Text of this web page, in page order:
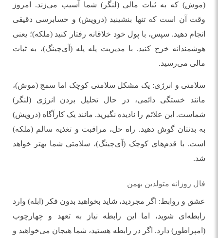
(موش) که به ثبات مالی (لنگر) شما آسیب می‌زند. امروز
وقت آن است که تنها بنشینید (درویش) و حسابرسی دقیقی
انجام دهید. سپس، با پول خود خلاقانه رفتار کنید (ملکه)؛ یعنی
هوشمندانه خرج کنید. با مدیریت پله پله (آی‌چینگ)، به ثبات
مالی می‌رسید.
سلامتی و انرژی: یک مشکل سلامتی کوچک اما سمج (موش)،
مانند خستگی دائمی، در حال تحلیل بردن انرژی (لنگر)
شماست. این علائم را نادیده نگیرید. مانند یک کارآگاه (درویش)
به بدنتان گوش دهید. راه حل، مراقبت و تغذیه سالم (ملکه)
است. با قدم‌های کوچک (آی‌چینگ)، سلامتی شما بهتر خواهد
شد.
فال روزانه متولدین بهمن
عشق و روابط: اگر مجردید، شاید بخواهید بدون فکر (ابله) وارد
رابطه‌ای شوید، اما این رابطه نیاز به تعهد و چهارچوب
(امپراطور) دارد. اگر در رابطه هستید، شما هیجان می‌خواهید و